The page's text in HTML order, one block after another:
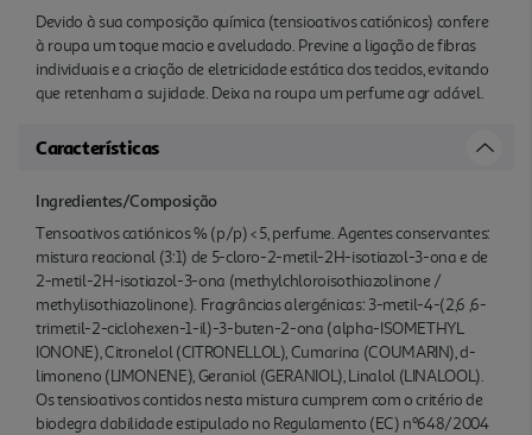
Devido à sua composição química (tensioativos catiónicos) confere
à roupa um toque macio e aveludado. Previne a ligação de fibras
individuais e a criação de eletricidade estática dos tecidos, evitando
que retenham a sujidade. Deixa na roupa um perfume agr adável.
Características
Ingredientes/Composição
Tensoativos catiónicos % (p/p) < 5, perfume. Agentes conservantes:
mistura reacional (3:1) de 5-cloro-2-metil-2H-isotiazol-3-ona e de
2-metil-2H-isotiazol-3-ona (methylchloroisothiazolinone /
methylisothiazolinone). Fragrâncias alergénicas: 3-metil-4-(2,6 ,6-
trimetil-2-ciclohexen-1-il)-3-buten-2-ona (alpha-ISOMETHYL
IONONE), Citronelol (CITRONELLOL), Cumarina (COUMARIN), d-
limoneno (LIMONENE), Geraniol (GERANIOL), Linalol (LINALOOL).
Os tensioativos contidos nesta mistura cumprem com o critério de
biodegra dabilidade estipulado no Regulamento (EC) nº648/2004